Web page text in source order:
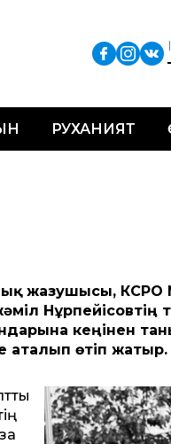
РУХАНИЯТ
жазушысы,
кеңінен
аталып өтіп жатыр.